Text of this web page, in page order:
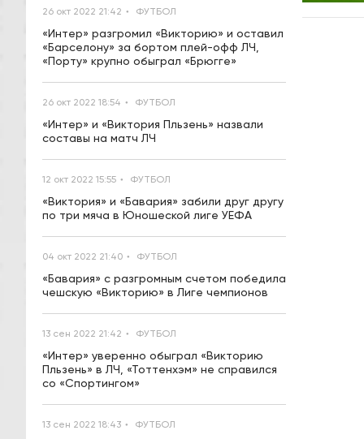
26 окт 2022 21:42 ФУТБОЛ
«Интер» разгромил «Викторию» и оставил
«Барселону» за бортом плей-офф ЛЧ,
«Порту» крупно обыграл «Брюгге»
26 окт 2022 18:54 ФУТБОЛ
«Интер» и «Виктория Пльзень» назвали
составы на матч ЛЧ
12 окт 2022 15:55 ФУТБОЛ
«Виктория» и «Бавария» забили друг другу
по три мяча в Юношеской лиге УЕФА
04 окт 2022 21:40 ФУТБОЛ
«Бавария» с разгромным счетом победила
чешскую «Викторию» в Лиге чемпионов
13 сен 2022 21:42 ФУТБОЛ
«Интер» уверенно обыграл «Викторию
Пльзень» в ЛЧ, «Тоттенхэм» не справился
со «Спортингом»
13 сен 2022 18:43 ФУТБОЛ